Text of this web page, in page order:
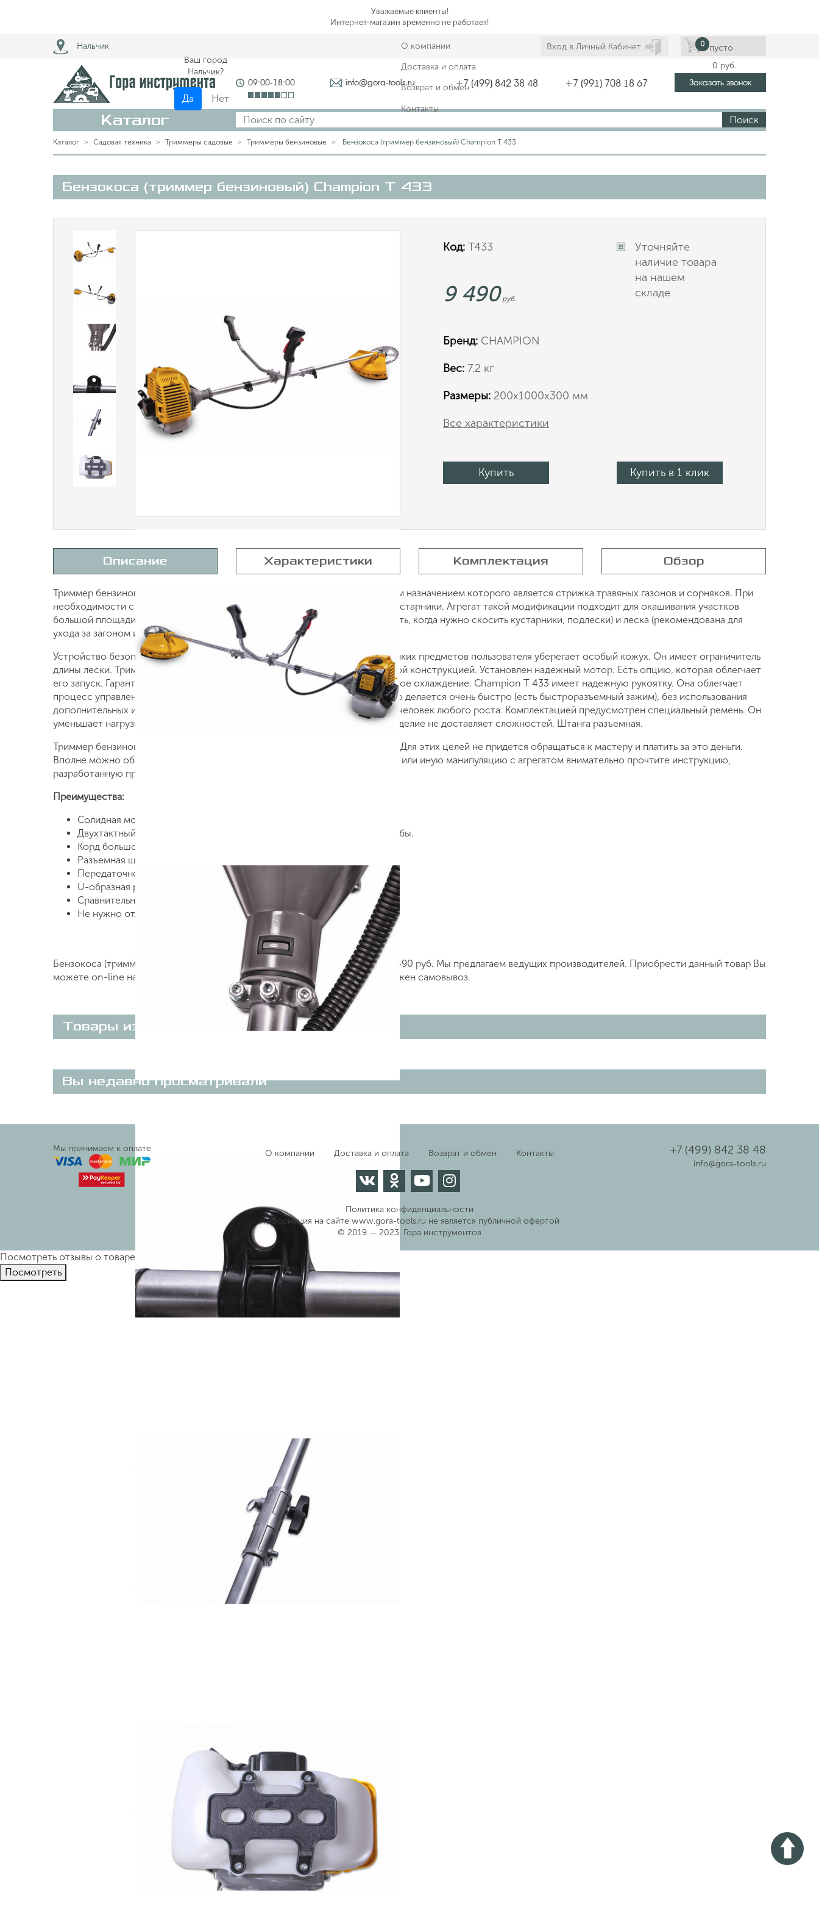
Уважаемые клиенты!
Интернет-магазин временно не работает!
Нальчик
Ваш город
Нальчик?
Да Нет
О компании
Доставка и оплата
Возврат и обмен
Контакты
Вход в Личный Кабинет пусто
0
0 руб.
09:00-18:00 info@gora-tools.ru +7 (499) 842 38 48 +7 (991) 708 18 67 Заказать звонок
Каталог Поиск
Каталог Садовая техника Триммеры садовые Триммеры бензиновые Бензокоса (триммер бензиновый) Champion Т 433
Бензокоса (триммер бензиновый) Champion Т 433
Код: Т433
9 490 руб.
Бренд: CHAMPION
Вес: 7.2 кг
Размеры: 200х1000х300 мм
Все характеристики
Уточняйте
наличие товара
на нашем
складе
Купить Купить в 1 клик
Описание Характеристики Комплектация Обзор
Триммер бензиновый Champion Т 433 - долговечный инструмент, основным назначением которого является стрижка травяных газонов и сорняков. При
необходимости с его помощью также удастся убрать мелкие подлески и кустарники. Агрегат такой модификации подходит для окашивания участков
большой площади. Режущих инструмента два: нож (его следует использовать, когда нужно скосить кустарники, подлески) и леска (рекомендована для
ухода за загоном и для уборки высокой травы).
Устройство безопасно в использовании. От летящей травы и различных мелких предметов пользователя уберегает особый кожух. Он имеет ограничитель
длины лески. Триммер такой модели отличается грамотно сбалансированной конструкцией. Установлен надежный мотор. Есть опцию, которая облегчает
его запуск. Гарантией длительного срока службы изделия является воздушное охлаждение. Champion Т 433 имеет надежную рукоятку. Она облегчает
процесс управления устройством. Положение рукоятки можно менять. Это делается очень быстро (есть быстроразъемный зажим), без использования
дополнительных инструментов. Таким триммером может воспользоваться человек любого роста. Комплектацией предусмотрен специальный ремень. Он
уменьшает нагрузку на плечо, спину, поясницу. В хранении и в перевозке изделие не доставляет сложностей. Штанга разъемная.
Триммер бензиновый Champion Т 433 прост в техническом обслуживании. Для этих целей не придется обращаться к мастеру и платить за это деньги.
Вполне можно обойтись своими силами. Главное, прежде чем проделать ту или иную манипуляцию с агрегатом внимательно прочтите инструкцию,
разработанную производителем. Благо она написана более чем понятно.
Преимущества:
Солидная мощность (1,7 л.с).
Двухтактный двигатель, который отличается длительным сроком службы.
Корд большого диаметра (2,4 мм).
Разъемная штанга.
Передаточное число трансмиссии 17.
U-образная рукоятка.
Сравнительно малый вес (8,0 кг).
Не нужно отдельно покупать ремень, нож, леску.
Бензокоса (триммер бензиновый) Champion Т 433, артикул Т433 по цене 9490 руб. Мы предлагаем ведущих производителей. Приобрести данный товар Вы
можете on-line на нашем сайте или по телефону +7 (499) 842 38 48. Возможен самовывоз.
Товары из этой категории
Вы недавно просматривали
Мы принимаем к оплате О компании Доставка и оплата Возврат и обмен Контакты
Политика конфиденциальности
Информация на сайте www.gora-tools.ru не является публичной офертой
© 2019 — 2023. Гора инструментов
+7 (499) 842 38 48
info@gora-tools.ru
Посмотреть отзывы о товаре
Бензокоса (триммер бензиновый) Champion Т 433
Пocмотpеть